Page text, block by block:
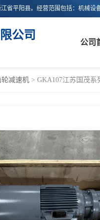
公司
公司
减速机 > GKA107江苏国茂